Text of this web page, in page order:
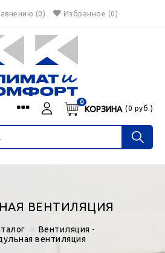
(0) Избранное (0)
Menu
$ руб.
КОРЗИНА
0
(0 руб.)
ОФЕРТОЙ
ВЕНТИЛЯЦИЯ
Вентиляция -
вентиляция